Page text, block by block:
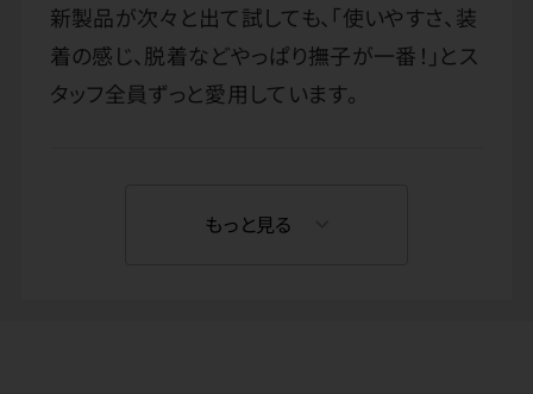
新製品が次々と出て試しても、「使いやすさ、装
着の感じ、脱着などやっぱり撫子が一番！」とス
タッフ全員ずっと愛用しています。
もっと見る